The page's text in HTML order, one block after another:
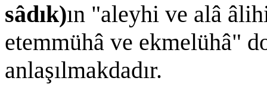
sâdık)ın "aleyhi ve alâ
etemmühâ ve ekmelühâ"
anlaşılmakdadır.